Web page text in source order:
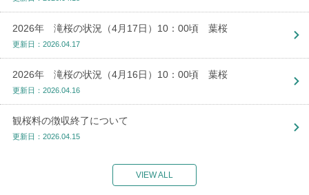
2026年 滝桜の状況（4月17日）10：00頃 葉桜
更新日：2026.04.17
2026年 滝桜の状況（4月16日）10：00頃 葉桜
更新日：2026.04.16
観桜料の徴収終了について
更新日：2026.04.15
VIEW ALL